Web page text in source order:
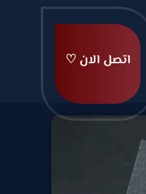
اتصل الان ♡